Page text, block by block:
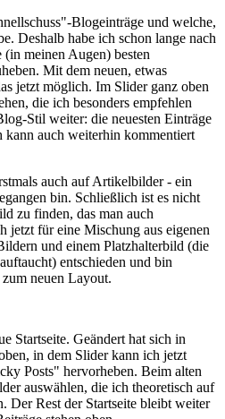
Blogeinträge und welche,
Deshalb habe ich schon lange nach
meinen Augen) besten
Mit dem neuen, etwas
jetzt möglich. Im Slider ganz oben
die ich besonders empfehlen
Stil weiter: die neuesten Einträge
auch weiterhin kommentiert
auch auf Artikelbilder - ein
bin. Schließlich ist es nicht
zu finden, das man auch
jetzt für eine Mischung aus eigenen
und einem Platzhalterbild (die
entschieden und bin
neuen Layout.
Startseite. Geändert hat sich in
in dem Slider kann ich jetzt
Posts" hervorheben. Beim alten
auswählen, die ich theoretisch auf
Der Rest der Startseite bleibt weiter